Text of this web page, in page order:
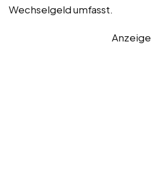
Wechselgeld umfasst.
Anzeige